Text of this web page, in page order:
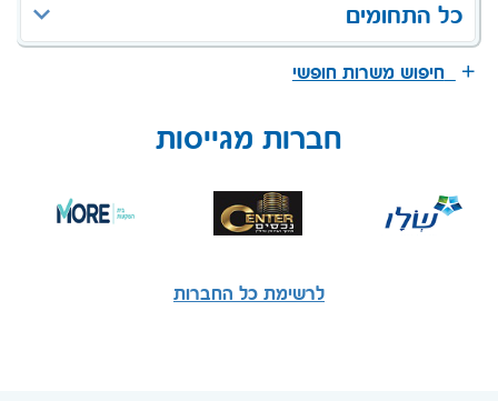
כל התחומים
חיפוש משרות חופשי
חברות מגייסות
לרשימת כל החברות